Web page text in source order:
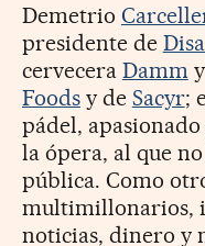
Demetrio
presidente de
cervecera Dammy
Foodsy de Sacyr;
pádel,
la ópera, al que
pública. Como
multimillonarios,
noticias, dinero y